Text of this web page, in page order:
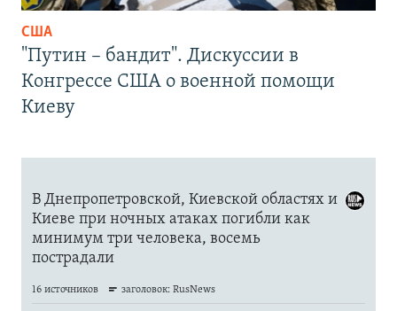
США
"Путин – бандит". Дискуссии в
Конгрессе США о военной помощи
Киеву